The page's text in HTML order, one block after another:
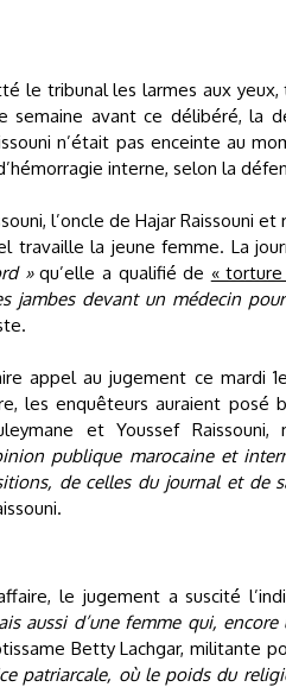
le tribunal les larmes aux
semaine avant ce délibéré, la
n’était pas enceinte au
interne, selon la
l’oncle de Hajar Raissouni et
travaille la jeune femme. La
»qu’elle a qualifié de « torture
jambes devant un médecin
appel au jugement ce mardi
les enquêteurs auraient posé
et Youssef Raissouni,
publique marocaine et
de celles du journal et de
le jugement a suscité
aussi d’une femme qui,
Betty Lachgar, militante
patriarcale, où le poids du